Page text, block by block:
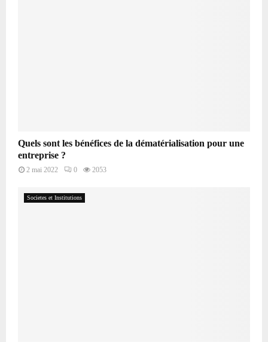
Quels sont les bénéfices de la dématérialisation pour une
entreprise ?
2 mai 2022 0 2053
Societes et Institutions